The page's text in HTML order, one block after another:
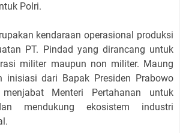
Polri.
kendaraan operasional produksi
PT. Pindad yang dirancang untuk
militer maupun non militer. Maung
inisiasi dari Bapak Presiden Prabowo
Menteri Pertahanan untuk
mendukung ekosistem industri